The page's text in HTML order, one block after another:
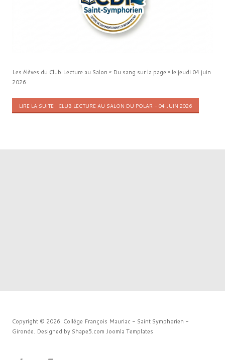
Les élèves du Club Lecture au Salon « Du sang sur la page » le jeudi 04 juin
2026
LIRE LA SUITE : CLUB LECTURE AU SALON DU POLAR - 04 JUIN 2026
Copyright © 2026. Collège François Mauriac - Saint Symphorien -
Gironde. Designed by Shape5.com Joomla Templates